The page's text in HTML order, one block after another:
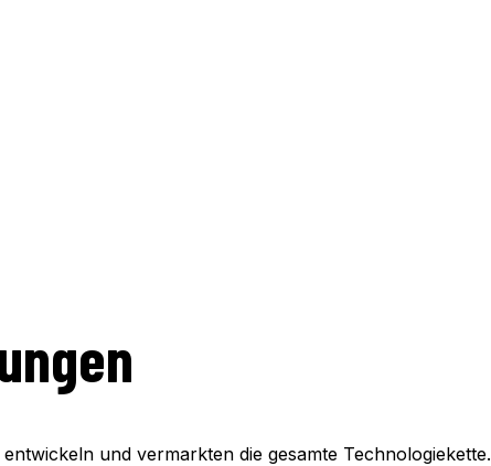
und vermarkten die gesamte Technologiekette.